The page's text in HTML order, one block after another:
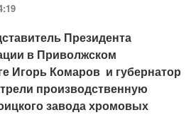
Президента
в Приволжском
Игорь Комаров и губернатор
производственную
завода хромовых